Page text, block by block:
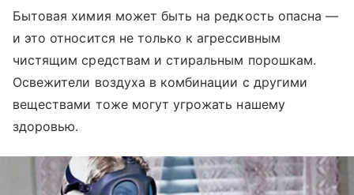
Бытовая химия может быть на редкость опасна —
и это относится не только к агрессивным
чистящим средствам и стиральным порошкам.
Освежители воздуха в комбинации с другими
веществами тоже могут угрожать нашему
здоровью.